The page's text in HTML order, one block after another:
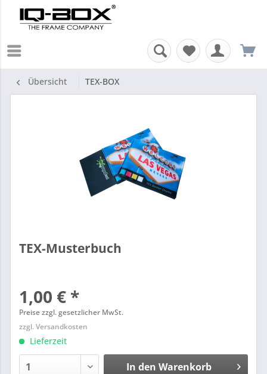
Übersicht TEX-BOX
TEX-Musterbuch
1,00 € *
Preise zzgl. gesetzlicher MwSt.
zzgl. Versandkosten
Lieferzeit
In den Warenkorb